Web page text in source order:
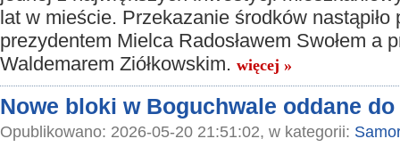
lat w mieście. Przekazanie środków nastąpiło
prezydentem Mielca Radosławem Swołem a
Waldemarem Ziółkowskim. więcej »
Nowe bloki w Boguchwale oddane
Opublikowano: 2026-05-20 21:51:02, w kategorii: